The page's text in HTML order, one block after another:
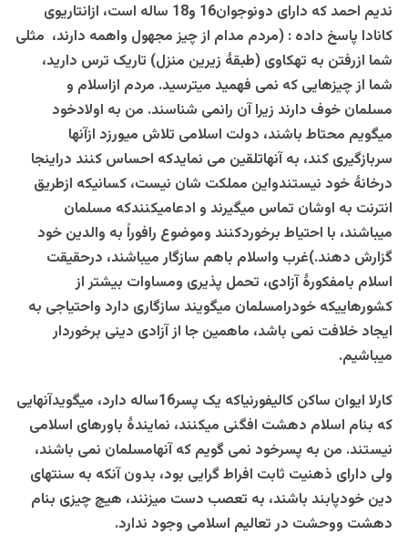
ندیم احمد که دارای دونوجوان16 و18 ساله است، ازانتاریوی
کانادا پاسخ داده : (مردم مدام ازچیز مجهول واهمه دارند، مثلی
شما ازرفتن به تهکاوی (طبقۀ زیرین منزل) تاریک ترس دارید،
شما از چیزهایی که نمی فهمید میترسید. مردم ازاسلام و
مسلمان خوف دارند زیرا آن رانمی شناسند. من به اولادخود
میگویم محتاط باشند، دولت اسلامی تلاش میورزد ازآنها
سربازگیری کند، به آنهاتلقین می نمایدکه احساس کنند دراینجا
درخانۀ خود نیستندواین مملکت شان نیست، کسانیکه ازطریق
انترنت به اوشان تماس میگیرند و ادعامیکنندکه مسلمان
میباشند، با احتیاط برخوردکنند وموضوع رافوراً به والدین خود
گزارش دهند.)غرب واسلام باهم سازگار میباشند، درحقیقت
اسلام بامفکورۀ آزادی، تحمل پذیری ومساوات بیشتر از
کشورهاییکه خودرامسلمان میگویند سازگاری دارد واحتیاجی به
ایجاد خلافت نمی باشد، ماهمین جا از آزادی دینی برخوردار
میباشیم.
کارلا ایوان ساکن کالیفورنیاکه یک پسر16ساله دارد، میگویدآنهایی
که بنام اسلام دهشت افگنی میکنند، نمایندۀ باورهای اسلامی
نیستند. من به پسرخود نمی گویم که آنهامسلمان نمی باشند،
ولی دارای ذهنیت ثابت افراط گرایی بود، بدون آنکه به سنتهای
دین خودپابند باشند، به تعصب دست میزنند، هیچ چیزی بنام
دهشت ووحشت در تعالیم اسلامی وجود ندارد.